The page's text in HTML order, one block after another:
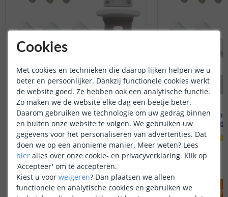
Accessoires voor profiel inbouw
hoog 15 mm
( 1 reviews)
3,95
IN WINKELWAGEN
Accessoires
OP VOORRAAD
IN
Cookies
Met cookies en technieken die daarop lijken helpen we u
beter en persoonlijker. Dankzij functionele cookies werkt
de website goed. Ze hebben ook een analytische functie.
Zo maken we de website elke dag een beetje beter.
Daarom gebruiken we technologie om uw gedrag binnen
en buiten onze website te volgen. We gebruiken uw
gegevens voor het personaliseren van advertenties. Dat
doen we op een anonieme manier. Meer weten? Lees
hier alles over onze cookie- en privacyverklaring. Klik op
'Accepteer' om te accepteren.
Kiest u voor weigeren? Dan plaatsen we alleen
functionele en analytische cookies en gebruiken we